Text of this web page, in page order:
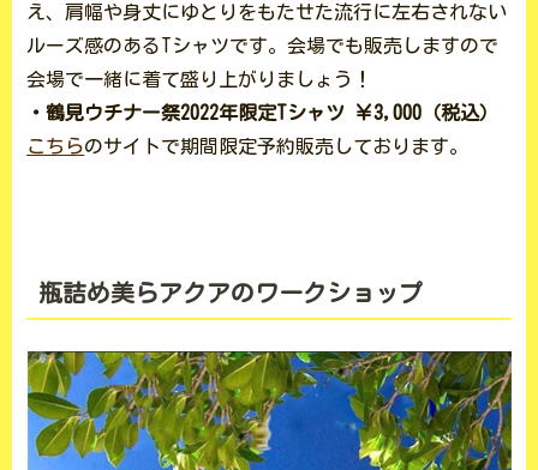
え、肩幅や身丈にゆとりをもたせた流行に左右されない
ルーズ感のあるTシャツです。会場でも販売しますので
会場で一緒に着て盛り上がりましょう！
・鶴見ウチナー祭2022年限定Tシャツ ￥3,000（税込）
こちらのサイトで期間限定予約販売しております。
瓶詰め美らアクアのワークショップ